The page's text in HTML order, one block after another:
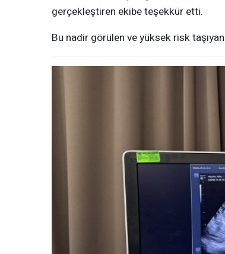
gerçekleştiren ekibe teşekkür etti.
Bu nadir görülen ve yüksek risk